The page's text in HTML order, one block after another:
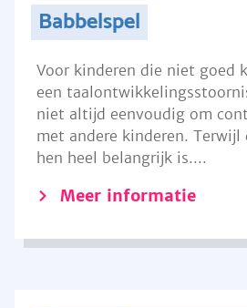
Babbelspel
Voor kinderen die niet goed
een
niet altijd eenvoudig om
met andere kinderen.
hen heel belangrijk is....
Meer informatie